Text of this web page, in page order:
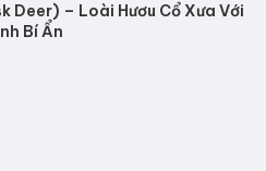
Deer) – Loài Hươu Cổ Xưa Với
Bí Ẩn